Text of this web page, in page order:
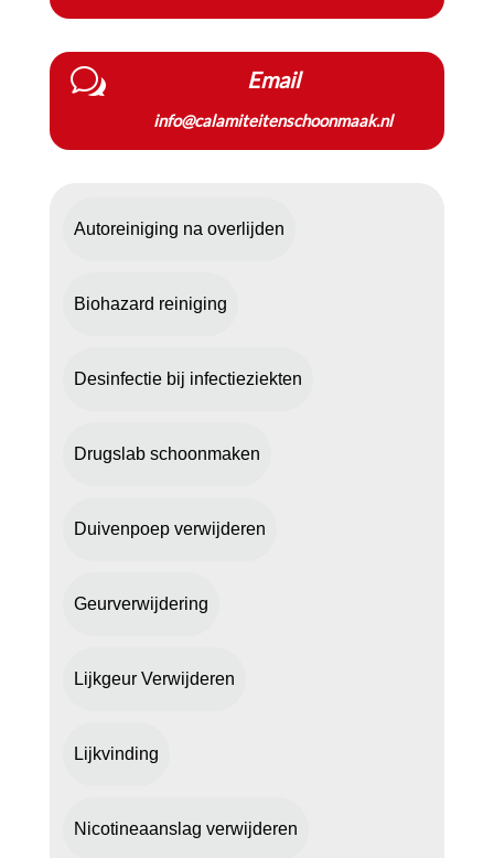
w Email
info@calamiteitenschoonmaak.nl
Autoreiniging na overlijden
Biohazard reiniging
Desinfectie bij infectieziekten
Drugslab schoonmaken
Duivenpoep verwijderen
Geurverwijdering
Lijkgeur Verwijderen
Lijkvinding
Nicotineaanslag verwijderen